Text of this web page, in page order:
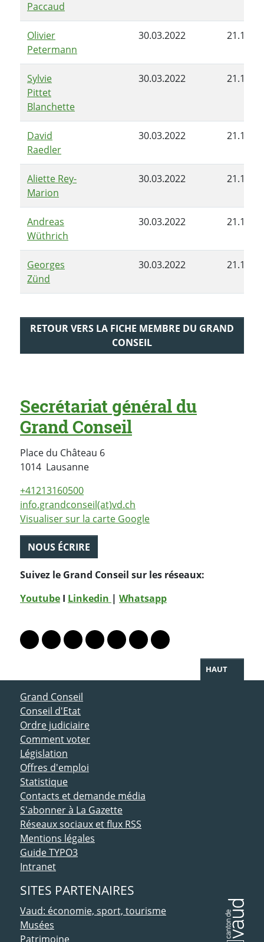
Paccaud
Olivier
Petermann
30.03.2022
Sylvie
Pittet
Blanchette
30.03.2022
David
Raedler
30.03.2022
Aliette Rey-
Marion
30.03.2022
Andreas
Wüthrich
30.03.2022
Georges
Zünd
30.03.2022
RETOUR VERS LA FICHE MEMBRE DU GRAND
CONSEIL
Secrétariat général du
Grand Conseil
Place du Château 6
1014 LausanneSuisse
+41213160500
info.grandconseil(at)vd.ch
Visualiser sur la carte Google
NOUS ÉCRIRE
Suivez le Grand Conseil sur les réseaux:
Youtube I Linkedin | Whatsapp
Lien vers le profil Mastodon
Lien vers le profil Bluesky
Lien vers le profil Instagram
Lien vers le profil Linkedin
Lien vers le profil Facebook
Lien vers le profil Twitter
Partager par WhatsApp
HAUT
ACCÈS DIRECT
Grand Conseil
Conseil d'Etat
Ordre judiciaire
Comment voter
Législation
Offres d'emploi
Statistique
Contacts et demande média
S'abonner à La Gazette
Réseaux sociaux et flux RSS
Mentions légales
Guide TYPO3
Intranet
SITES PARTENAIRES
Vaud: économie, sport, tourisme
Musées
Patrimoine